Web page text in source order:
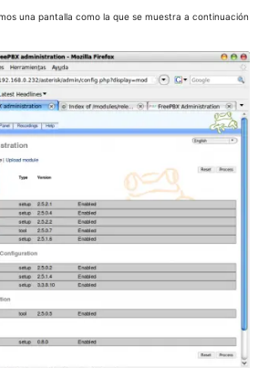
una pantalla como la que se muestra a continuación